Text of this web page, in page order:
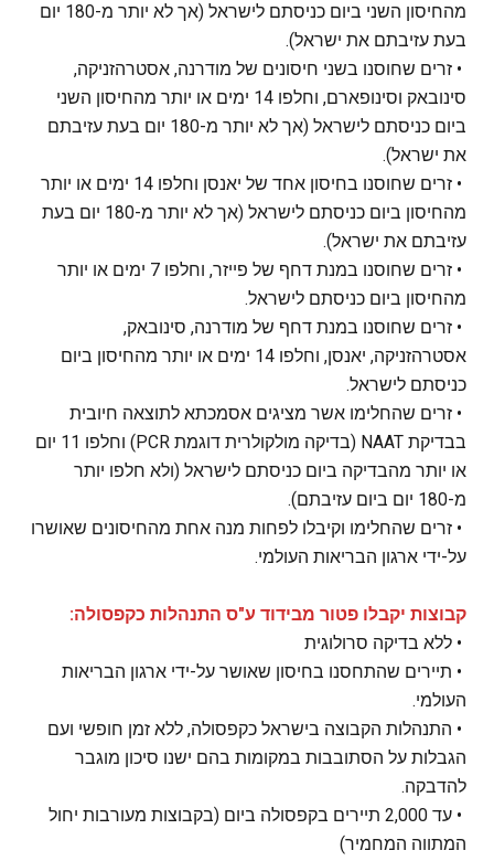
מהחיסון השני ביום כניסתם לישראל (אך לא יותר מ-180 יום
בעת עזיבתם את ישראל).
• זרים שחוסנו בשני חיסונים של מודרנה, אסטרהזניקה,
סינובאק וסינופארם, וחלפו 14 ימים או יותר מהחיסון השני
ביום כניסתם לישראל (אך לא יותר מ-180 יום בעת עזיבתם
את ישראל).
• זרים שחוסנו בחיסון אחד של יאנסן וחלפו 14 ימים או יותר
מהחיסון ביום כניסתם לישראל (אך לא יותר מ-180 יום בעת
עזיבתם את ישראל).
• זרים שחוסנו במנת דחף של פייזר, וחלפו 7 ימים או יותר
מהחיסון ביום כניסתם לישראל.
• זרים שחוסנו במנת דחף של מודרנה, סינובאק,
אסטרהזניקה, יאנסן, וחלפו 14 ימים או יותר מהחיסון ביום
כניסתם לישראל.
• זרים שהחלימו אשר מציגים אסמכתא לתוצאה חיובית
בבדיקת NAAT (בדיקה מולקולרית דוגמת PCR) וחלפו 11 יום
או יותר מהבדיקה ביום כניסתם לישראל (ולא חלפו יותר
מ-180 יום ביום עזיבתם).
• זרים שהחלימו וקיבלו לפחות מנה אחת מהחיסונים שאושרו
על-ידי ארגון הבריאות העולמי.
קבוצות יקבלו פטור מבידוד ע"ס התנהלות כקפסולה:
• ללא בדיקה סרולוגית
• תיירים שהתחסנו בחיסון שאושר על-ידי ארגון הבריאות
העולמי.
• התנהלות הקבוצה בישראל כקפסולה, ללא זמן חופשי ועם
הגבלות על הסתובבות במקומות בהם ישנו סיכון מוגבר
להדבקה.
• עד 2,000 תיירים בקפסולה ביום (בקבוצות מעורבות יחול
המתווה המחמיר)